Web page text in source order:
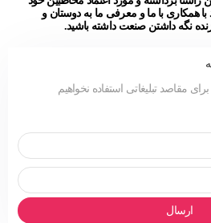
با همکاری با ما و معرفی ما به دوستان و
نگه داشتن صنعت داشته باشید.
مقاصد تبلیغاتی استفاده نخواهیم
ارسال